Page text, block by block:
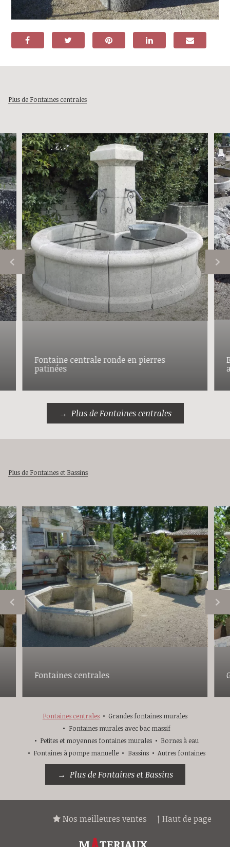
Plus de Fontaines centrales
Fontaine centrale ronde en pierres
patinées
Plus de Fontaines centrales
Plus de Fontaines et Bassins
Fontaines centrales
Fontaines centrales
Grandes fontaines murales
Fontaines murales avec bac massif
Petites et moyennes fontaines murales
Bornes à eau
Fontaines à pompe manuelle
Bassins Autres fontaines
Plus de Fontaines et Bassins
↑ Haut de page
Nos meilleures ventes